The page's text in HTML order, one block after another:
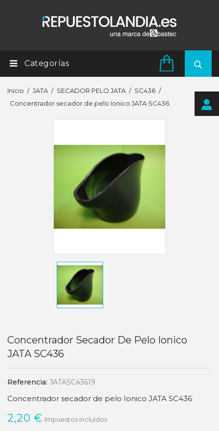
Categorías
Inicio JATA SECADOR PELO JATA
SC436
Concentrador secador de pelo Ionico JATA SC436
Concentrador Secador De Pelo Ionico
JATA SC436
Referencia: JATASC43619
Concentrador secador de pelo Ionico JATA SC436
2,20 € Impuestos incluidos